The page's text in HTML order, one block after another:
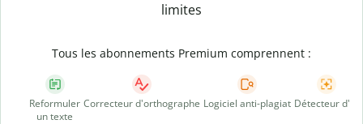
limites
Tous les abonnements Premium comprennent :
Reformuler
un texte
Correcteur d'orthographe Logiciel anti-plagiat Détecteur d'IA